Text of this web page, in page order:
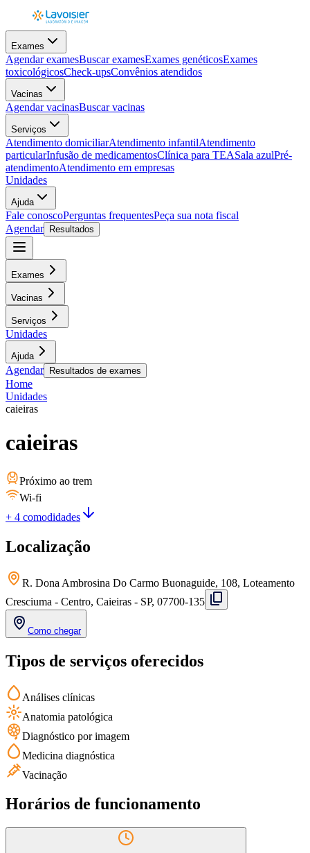
Exames
Agendar examesBuscar examesExames genéticosExames
toxicológicosCheck-upsConvênios atendidos
Vacinas
Agendar vacinasBuscar vacinas
Serviços
Atendimento domiciliarAtendimento infantilAtendimento
particularInfusão de medicamentosClínica para TEASala azulPré-
atendimentoAtendimento em empresas
Unidades
Ajuda
Fale conoscoPerguntas frequentesPeça sua nota fiscal
Agendar
Resultados
Exames
Vacinas
Serviços
Unidades
Ajuda
Agendar Resultados de exames
Home
Unidades
caieiras
caieiras
Próximo ao trem
Wi-fi
+ 4 comodidades
Localização
R. Dona Ambrosina Do Carmo Buonaguide, 108, Loteamento
Cresciuma - Centro, Caieiras - SP, 07700-135
Como chegar
Tipos de serviços oferecidos
Análises clínicas
Anatomia patológica
Diagnóstico por imagem
Medicina diagnóstica
Vacinação
Horários de funcionamento